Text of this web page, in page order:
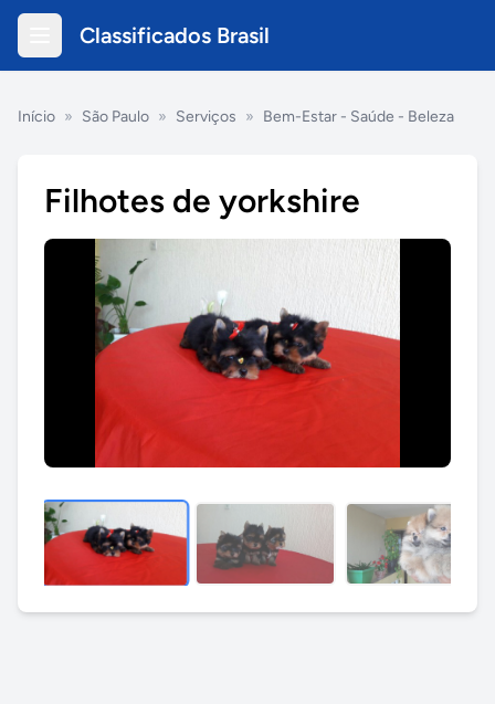
Classificados Brasil
Início » São Paulo » Serviços » Bem-Estar - Saúde - Beleza
Filhotes de yorkshire